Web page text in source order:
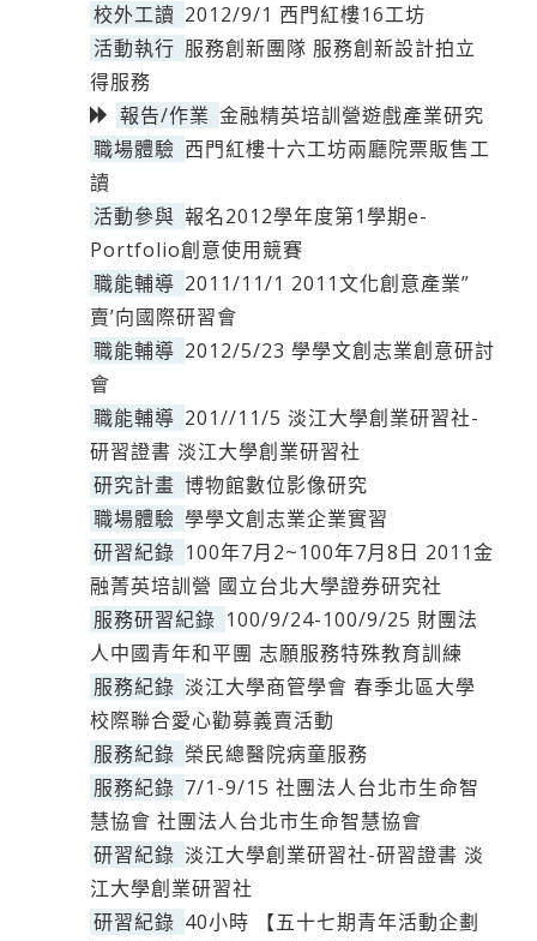
校外工讀 2012/9/1 西門紅樓16工坊
活動執行 服務創新團隊 服務創新設計拍立
得服務
報告/作業 金融精英培訓營遊戲產業研究
職場體驗 西門紅樓十六工坊兩廳院票販售工
讀
活動參與 報名2012學年度第1學期e-
Portfolio創意使用競賽
職能輔導 2011/11/1 2011文化創意產業”
賣’向國際研習會
職能輔導 2012/5/23 學學文創志業創意研討
會
職能輔導 201//11/5 淡江大學創業研習社-
研習證書 淡江大學創業研習社
研究計畫 博物館數位影像研究
職場體驗 學學文創志業企業實習
研習紀錄 100年7月2~100年7月8日 2011金
融菁英培訓營 國立台北大學證券研究社
服務研習紀錄 100/9/24-100/9/25 財團法
人中國青年和平團 志願服務特殊教育訓練
服務紀錄 淡江大學商管學會 春季北區大學
校際聯合愛心勸募義賣活動
服務紀錄 榮民總醫院病童服務
服務紀錄 7/1-9/15 社團法人台北市生命智
慧協會 社團法人台北市生命智慧協會
研習紀錄 淡江大學創業研習社-研習證書 淡
江大學創業研習社
研習紀錄 40小時 【五十七期青年活動企劃